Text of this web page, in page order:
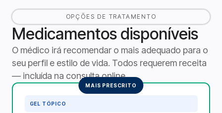
OPÇÕES DE TRATAMENTO
Medicamentos disponíveis
O médico irá recomendar o mais adequado para o
seu perfil e estilo de vida. Todos requerem receita
— incluída na consulta online.
MAIS PRESCRITO
GEL TÓPICO